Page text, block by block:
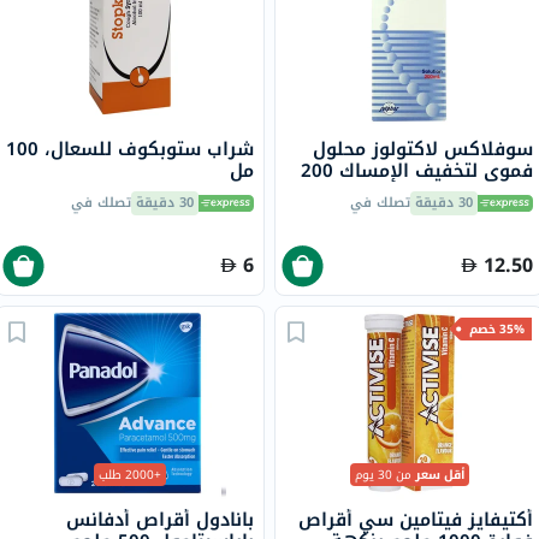
سوفلاكس لاكتولوز محلول
فموي لتخفيف الإمساك 200
مل 30 دقيقة تصلك في
12.50
شراب ستوبكوف للسعال، 100
مل
30 دقيقة تصلك في
6
35% خصم
أقل سعرمن 30 يوم
أكتيفايز فيتامين سي أقراص
+2000 طلب
بانادول أقراص أدفانس